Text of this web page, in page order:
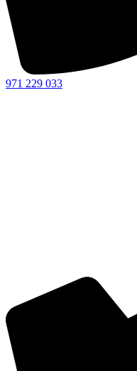
971 229 033